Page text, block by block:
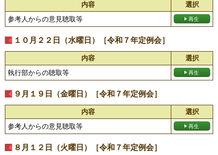
内容
選択
参考人からの意見聴取等
１０月２２日（水曜日）［令和７年定例会］
内容
選択
執行部からの聴取等
９月１９日（金曜日）［令和７年定例会］
内容
選択
参考人からの意見聴取等
８月１２日（火曜日）［令和７年定例会］